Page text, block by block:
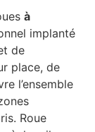
à
implanté
de
place, de
l’ensemble
Roue